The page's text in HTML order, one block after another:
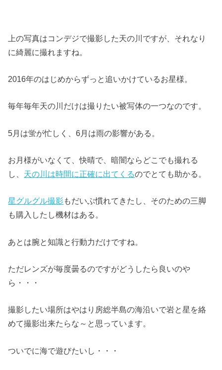
上の写真はコンデジで撮影した天の川ですが、それなり
に綺麗に撮れますね。
2016年のはじめからずっと追いかけているお星様。
毎年毎年天の川だけは撮りたい被写体の一つなのです。
5月は蛍が忙しく、6月は雨の影響がある。
お月様がいなくて、快晴で、暗闇ならどこでも撮れる
し、 天の川は時間に正確に出てくるのでとても助かる。
星グルグル撮影もだいぶ慣れてきたし、そのための三脚
も購入したし機材はある。
あとは腕と知識と行動力だけですね。
ただレンズが毎度曇るのですがどうしたら良いのや
ら・・・
撮影したい場所はやはり房総半島の海沿いで岩と星を絡
めて撮影出来たらな～と思っています。
ついでに海で遊びたいし・・・